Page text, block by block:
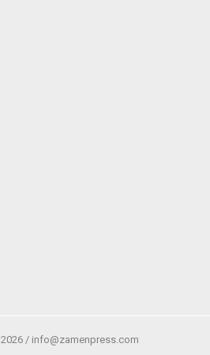
2026 / info@zamenpress.com